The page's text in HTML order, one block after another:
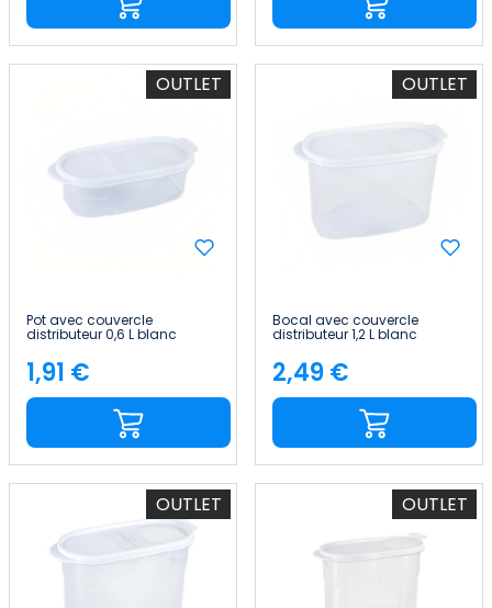
OUTLET
Pot avec couvercle
distributeur 0,6 L blanc
Price
1,91 €
OUTLET
Bocal avec couvercle
distributeur 1,2 L blanc
Price
2,49 €
OUTLET OUTLET